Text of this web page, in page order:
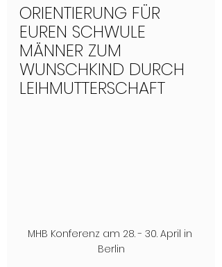
ORIENTIERUNG FÜR
EUREN SCHWULE
MÄNNER ZUM
WUNSCHKIND DURCH
LEIHMUTTERSCHAFT
MHB Konferenz am 28. - 30. April in
Berlin